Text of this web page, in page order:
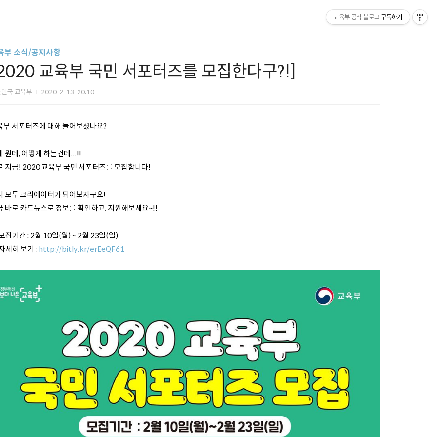
부 소식/공지사항
교육부 국민 서포터즈를 모집한다구?!]
국 교육부 2020. 2. 13. 20:10
부 서포터즈에 대해 들어보셨나요?
뭔데, 어떻게 하는건데...!!
지금! 2020 교육부 국민 서포터즈를 모집합니다!
모두 크리에이터가 되어보자구요!
바로 카드뉴스로 정보를 확인하고, 지원해보세요~!!
집기간 : 2월 10일(월) ~ 2월 23일(일)
세히 보기 : http://bitly.kr/erEeQF61
교육부 공식 블로그 구독하기